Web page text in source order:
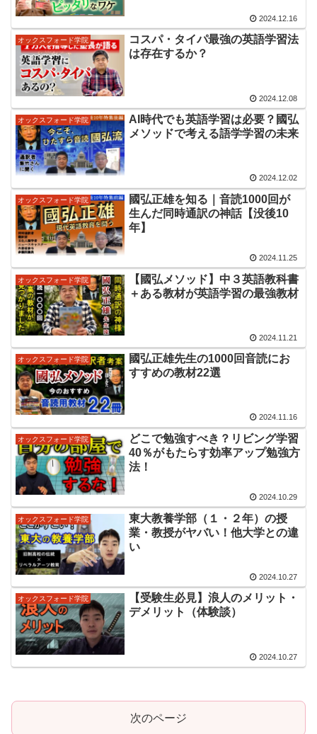
2024.12.16
オックスフォード学院
コスパ・タイパ最強の英語学習法
は存在するか？
2024.12.08
オックスフォード学院
AI時代でも英語学習は必要？國弘
メソッドで考える語学学習の未来
2024.12.02
オックスフォード学院
國弘正雄を知る｜音読1000回が
生んだ同時通訳の神話【没後10
年】
2024.11.25
オックスフォード学院
【國弘メソッド】中３英語教科書
＋ある教材が英語学習の最強教材
2024.11.21
オックスフォード学院
國弘正雄先生の1000回音読にお
すすめの教材22選
2024.11.16
オックスフォード学院
どこで勉強すべき？リビング学習
40％がもたらす効率アップ勉強方
法！
2024.10.29
オックスフォード学院
東大教養学部（１・２年）の授
業・教授がヤバい！他大学との違
い
2024.10.27
オックスフォード学院
【受験生必見】浪人のメリット・
デメリット（体験談）
2024.10.27
次のページ